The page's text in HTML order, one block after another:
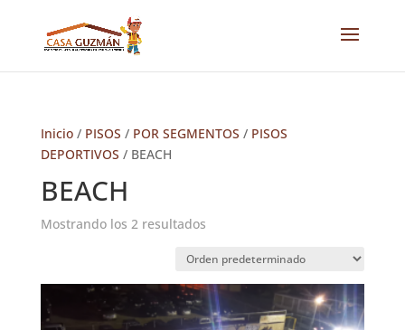
Inicio/ PISOS / POR SEGMENTOS / PISOS
DEPORTIVOS / BEACH
BEACH
Mostrando los 2 resultados